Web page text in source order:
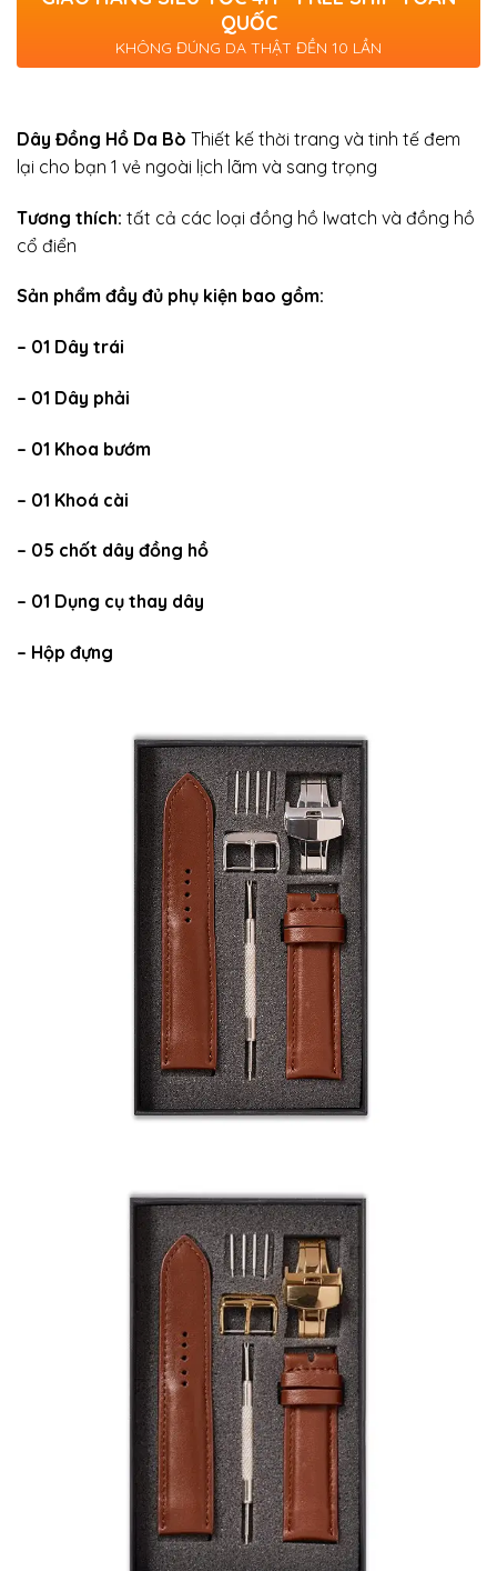
QUỐC
KHÔNG ĐÚNG DA THẬT ĐỀN 10 LẦN
Dây Đồng Hồ Da Bò Thiết kế thời trang và tinh tế đem
lại cho bạn 1 vẻ ngoài lịch lãm và sang trọng
Tương thích: tất cả các loại đồng hồ Iwatch và đồng hồ
cổ điển
Sản phẩm đầy đủ phụ kiện bao gồm:
– 01 Dây trái
– 01 Dây phải
– 01 Khoa bướm
– 01 Khoá cài
– 05 chốt dây đồng hồ
– 01 Dụng cụ thay dây
– Hộp đựng